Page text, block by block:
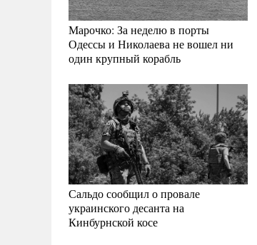
Марочко: За неделю в порты
Одессы и Николаева не вошел ни
один крупный корабль
Сальдо сообщил о провале
украинского десанта на
Кинбурнской косе